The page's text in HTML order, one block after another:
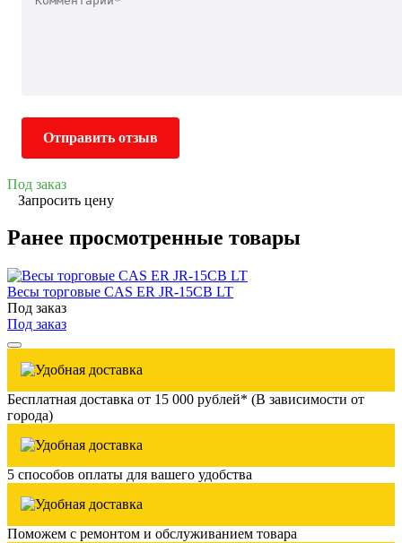
Отправить отзыв
Под заказ
Запросить цену
Ранее просмотренные товары
Весы торговые CAS ER JR-15CB LT
Под заказ
Под заказ
Бесплатная доставка от 15 000 рублей* (В зависимости от
города)
5 способов оплаты для вашего удобства
Поможем с ремонтом и обслуживанием товара